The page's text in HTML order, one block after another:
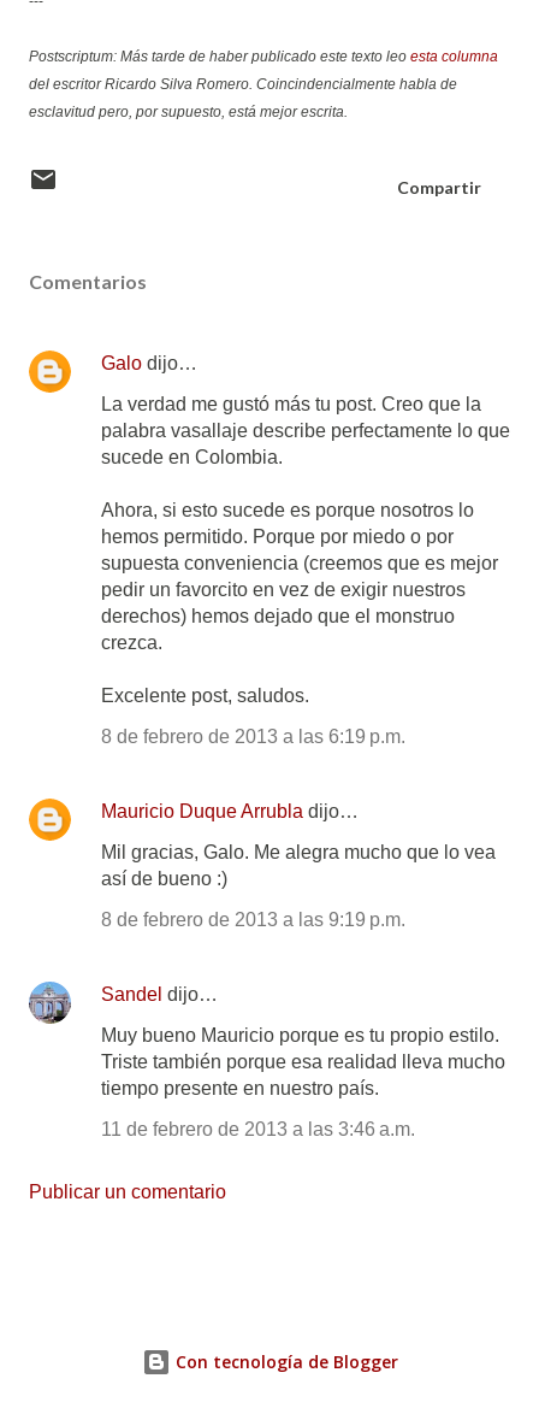
Postscriptum: Más tarde de haber publicado este texto leo esta columna
del escritor Ricardo Silva Romero. Coincindencialmente habla de
esclavitud pero, por supuesto, está mejor escrita.
Compartir
Comentarios
Galo dijo…
La verdad me gustó más tu post. Creo que la
palabra vasallaje describe perfectamente lo que
sucede en Colombia.
Ahora, si esto sucede es porque nosotros lo
hemos permitido. Porque por miedo o por
supuesta conveniencia (creemos que es mejor
pedir un favorcito en vez de exigir nuestros
derechos) hemos dejado que el monstruo
crezca.
Excelente post, saludos.
8 de febrero de 2013 a las 6:19 p.m.
Mauricio Duque Arrubla dijo…
Mil gracias, Galo. Me alegra mucho que lo vea
así de bueno :)
8 de febrero de 2013 a las 9:19 p.m.
Sandel dijo…
Muy bueno Mauricio porque es tu propio estilo.
Triste también porque esa realidad lleva mucho
tiempo presente en nuestro país.
11 de febrero de 2013 a las 3:46 a.m.
Publicar un comentario
Con tecnología de Blogger